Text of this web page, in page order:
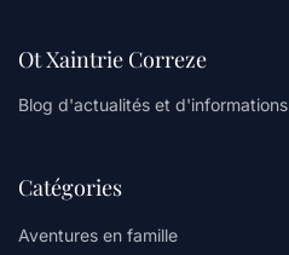
Ot Xaintrie Correze
Blog d'actualités et d'informations
Catégories
Aventures en famille